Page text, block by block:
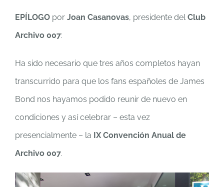
EPÍLOGO por Joan Casanovas, presidente delClub
Archivo 007:
Ha sido necesario que tres años completos hayan
transcurrido para que los fans españoles de James
Bond nos hayamos podido reunir de nuevo en
condiciones y así celebrar – esta vez
presencialmente – la IX Convención Anual de
Archivo 007.